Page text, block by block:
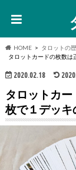
HOME
タロットの
タロットカードの枚数は
2020.02.18
タロットカ
枚で１デッキ